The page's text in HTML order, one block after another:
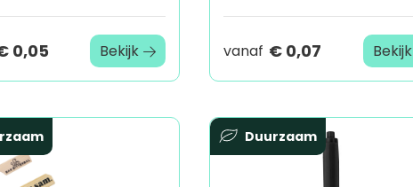
0,05 Bekijk vanaf € 0,07 Bekijk
Duurzaam